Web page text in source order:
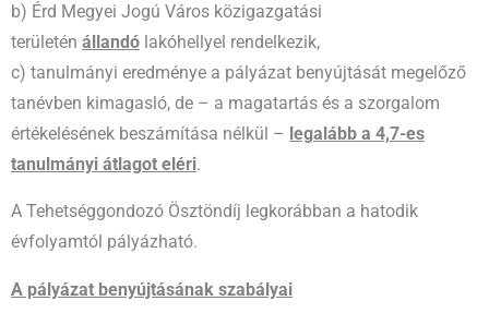
b) Érd Megyei Jogú Város közigazgatási
területén állandó lakóhellyel rendelkezik,
c) tanulmányi eredménye a pályázat benyújtását megelőző
tanévben kimagasló, de – a magatartás és a szorgalom
értékelésének beszámítása nélkül – legalább a 4,7-es
tanulmányi átlagot eléri.
A Tehetséggondozó Ösztöndíj legkorábban a hatodik
évfolyamtól pályázható.
A pályázat benyújtásának szabályai